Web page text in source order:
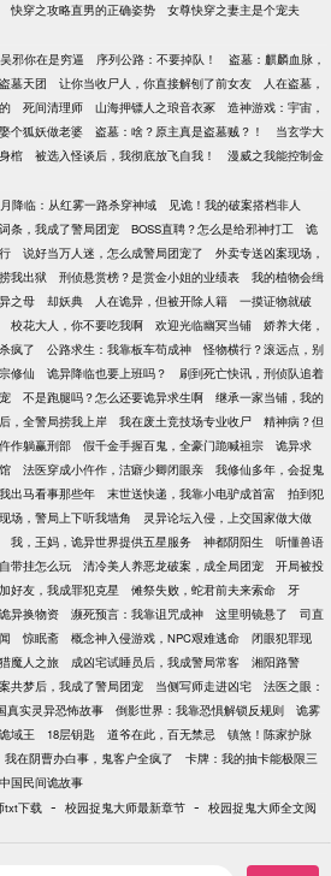
快穿之攻略直男的正确姿势
女尊快穿之妻主是个宠夫
邪你在是穷逼 序列公路：不要掉队！
盗墓：麒麟血脉，
墓天团 让你当收尸人，你直接解刨了前女友
人在盗墓，
死间清理师 山海押镖人之琅音衣冢
造神游戏：宇宙，
娶个狐妖做老婆 盗墓：啥？原主真是盗墓贼？！
当玄学大
棺 被选入怪谈后，我彻底放飞自我！
漫威之我能控制金
降临：从红雾一路杀穿神域
见诡！我的破案搭档非人
条，我成了警局团宠 BOSS直聘？怎么是给邪神打工
诡
说好当万人迷，怎么成警局团宠了
外卖专送凶案现场，
我出狱 刑侦悬赏榜？是赏金小姐的业绩表
我的植物会缉
之母 却妖典 人在诡异，但被开除人籍
一摸证物就破
校花大人，你不要吃我啊 欢迎光临幽冥当铺
娇养大佬，
疯了 公路求生：我靠板车苟成神
怪物横行？滚远点，别
修仙 诡异降临也要上班吗？
刷到死亡快讯，刑侦队追着
不是跑腿吗？怎么还要诡异求生啊
继承一家当铺，我的
，全警局捞我上岸 我在废土竞技场专业收尸
精神病？但
作躺赢刑部 假千金手握百鬼，全豪门跪喊祖宗
诡异求
法医穿成小仵作，洁癖少卿闭眼亲
我修仙多年，会捉鬼
我出马看事那些年 末世送快递，我靠小电驴成首富
拍到犯
场，警局上下听我墙角
灵异论坛入侵，上交国家做大做
我，王妈，诡异世界提供五星服务 神都阴阳生
听懂兽语
带挂怎么玩 清冷美人养恶龙破案，成全局团宠
开局被投
好友，我成罪犯克星 傩祭失败，蛇君前夫来索命
牙
异换物资 濒死预言：我靠诅咒成神 这里明镜悬了
司直
惊眠斋 概念神入侵游戏，NPC艰难逃命
闭眼犯罪现
魔人之旅 成凶宅试睡员后，我成警局常客
湘阳路警
共梦后，我成了警局团宠 当侧写师走进凶宅
法医之眼：
真实灵异恐怖故事 倒影世界：我靠恐惧解锁反规则
诡雾
域王 18层钥匙 道爷在此，百无禁忌
镇煞！陈家护脉
我在阴曹办白事，鬼客户全疯了
卡牌：我的抽卡能极限三
中国民间诡故事
txt下载 - 校园捉鬼大师最新章节 - 校园捉鬼大师全文阅